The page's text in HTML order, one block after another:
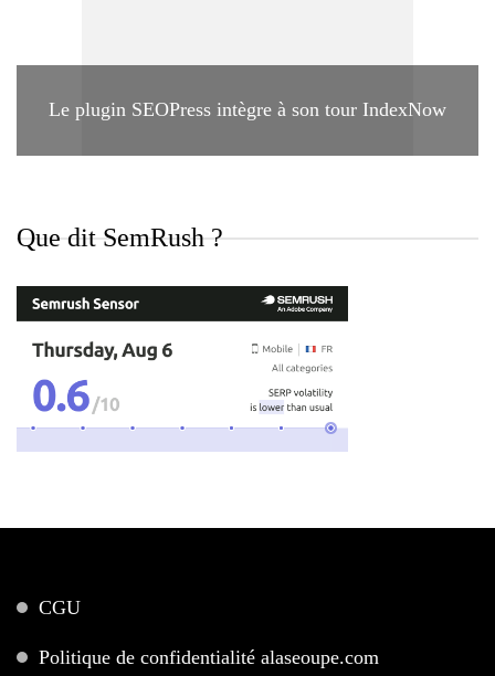
Le plugin SEOPress intègre à son tour IndexNow
Que dit SemRush ?
CGU
Politique de confidentialité alaseoupe.com